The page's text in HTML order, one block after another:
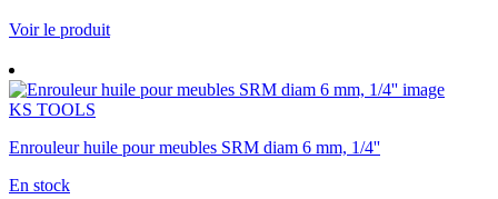
Voir le produit
KS TOOLS
Enrouleur huile pour meubles SRM diam 6 mm, 1/4''
En stock